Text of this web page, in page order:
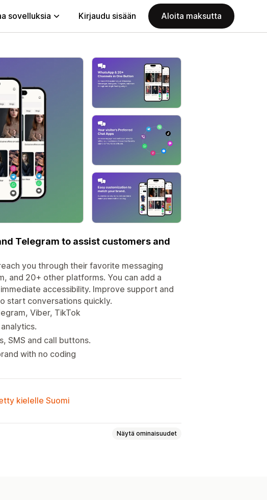
sovelluksia Kirjaudu sisään Aloita maksutta
Telegram to assist customers and
you through their favorite messaging
and 20+ other platforms. You can add a
accessibility. Improve support and
start conversations quickly.
Viber, TikTok
SMS and call buttons.
with no coding
kielelle Suomi
Näytä ominaisuudet